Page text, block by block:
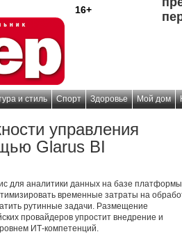
16+
и стиль Спорт Здоровье Мой дом
управления
Glarus BI
для аналитики данных на базе платформы
временные затраты на
рутинные задачи. Размещение
провайдеров упростит внедрение и
ИТ-компетенций.